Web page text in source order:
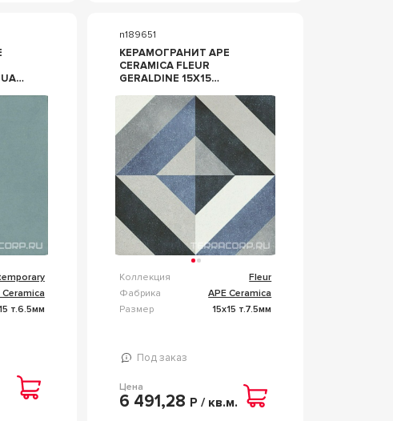
Ceramica
т.6.5мм
n189651
КЕРАМОГРАНИТ APE
CERAMICA FLEUR
GERALDINE 15X15
Коллекция
Fleur
Фабрика
APE Ceramica
Размер
15x15 т.7.5мм
Под заказ
Цена
6 491,28 Р / кв.м.